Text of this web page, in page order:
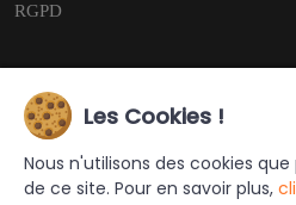
RGPD
Copyright © 2026
Ce site a été créé et est
Les Cookies !
Nous n'utilisons des cookies
de ce site. Pour en savoir plus,